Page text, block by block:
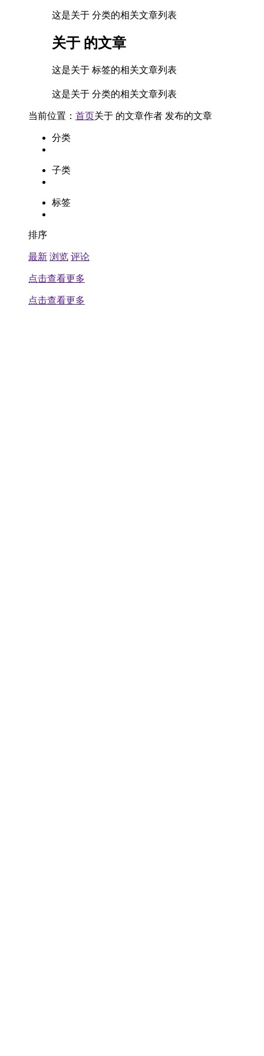
这是关于 分类的相关文章列表
关于 的文章
这是关于 标签的相关文章列表
这是关于 分类的相关文章列表
当前位置： 首页关于 的文章作者 发布的文章
分类
子类
标签
排序
最新 浏览 评论
点击查看更多
点击查看更多